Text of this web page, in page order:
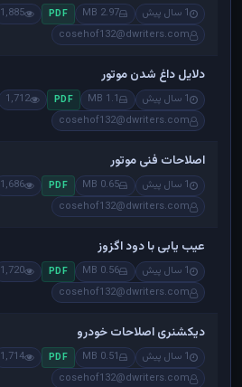
1 سال پیش 2.97 MB
PDF
1,885
cosehof132@dwriters.com
دلایل داغ شدن موتور
1 سال پیش 1.1 MB
PDF
1,712
cosehof132@dwriters.com
اصلاحات فنی موتور
1 سال پیش 0.65 MB
PDF
1,686
cosehof132@dwriters.com
عیب یابی با دود اگزوز
1 سال پیش 0.56 MB
PDF
1,720
cosehof132@dwriters.com
دیکشنری اصلاحات خودرو
1 سال پیش 0.51 MB
PDF
1,714
cosehof132@dwriters.com